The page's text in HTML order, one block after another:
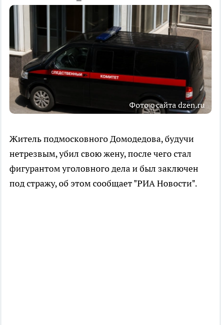
Фото с сайта dzen.ru
Житель подмосковного Домодедова, будучи
нетрезвым, убил свою жену, после чего стал
фигурантом уголовного дела и был заключен
под стражу, об этом сообщает "РИА Новости".